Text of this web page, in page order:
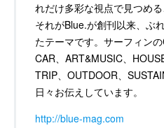
れだけ多彩な視点で見つめ
それがBlue.が創刊以来、ぶ
たテーマです。サーフィンの
CAR、ART&MUSIC、
TRIP、OUTDOOR、
日々お伝えしています。
http://blue-mag.com